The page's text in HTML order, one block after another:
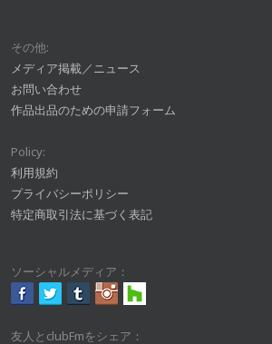
その他:
メディア掲載／ニュース
お問い合わせ
作品出品のための申請フォーム
Policy:
利用規約
プライバシーポリシー
特定商取引法に基づく表記
ソーシャルメディア：
友人とclubFmをシェア：